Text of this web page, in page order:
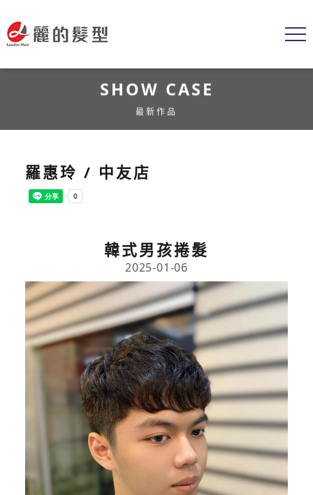
SHOW CASE
最新作品
羅惠玲 / 中友店
韓式男孩捲髮
2025-01-06